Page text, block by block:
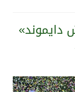
دايموند»